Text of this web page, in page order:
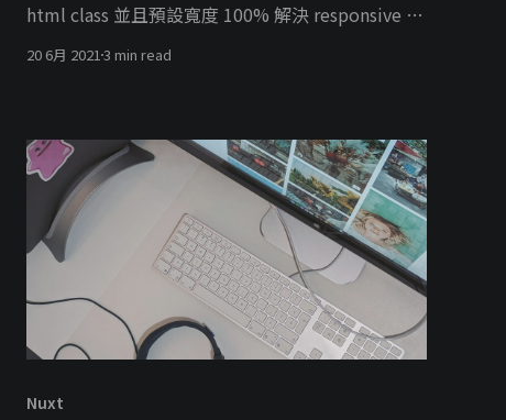
html class 並且預設寬度 100% 解決 responsive 問
20 6月 20213 min read
Nuxt